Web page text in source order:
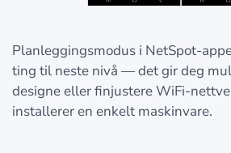
Planleggingsmodus i NetSpot-
ting til neste nivå — det gir deg
designe eller finjustere WiFi-
installerer en enkelt maskinvare.